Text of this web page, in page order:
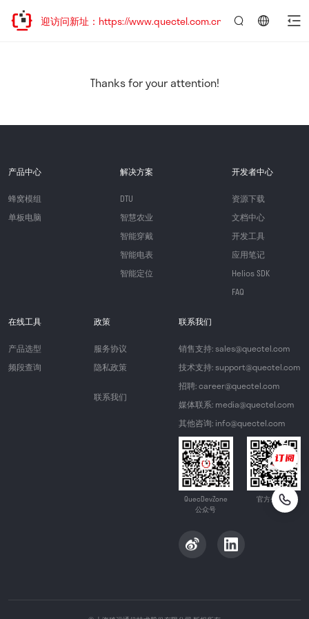
移，欢迎访问新址：https://www.quectel.com.cn
Thanks for your attention!
产品中心
蜂窝模组
单板电脑
解决方案
DTU
智慧农业
智能穿戴
智能电表
智能定位
开发者中心
资源下载
文档中心
开发工具
应用笔记
Helios SDK
FAQ
在线工具
产品选型
频段查询
政策
服务协议
隐私政策
联系我们
联系我们
销售支持: sales@quectel.com
技术支持: support@quectel.com
招聘: career@quectel.com
媒体联系: media@quectel.com
其他咨询: info@quectel.com
QuecDevZone
公众号
官方公众号